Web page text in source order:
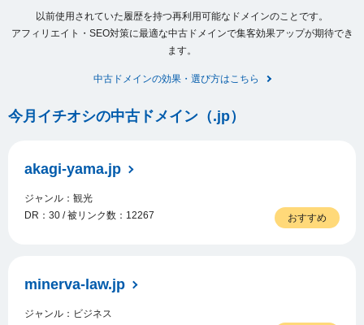
以前使用されていた履歴を持つ再利用可能なドメインのことです。
アフィリエイト・SEO対策に最適な中古ドメインで集客効果アップが期待でき
ます。
中古ドメインの効果・選び方はこちら
今月イチオシの中古ドメイン（.jp）
akagi-yama.jp
ジャンル：観光
DR：30 / 被リンク数：12267
おすすめ
minerva-law.jp
ジャンル：ビジネス